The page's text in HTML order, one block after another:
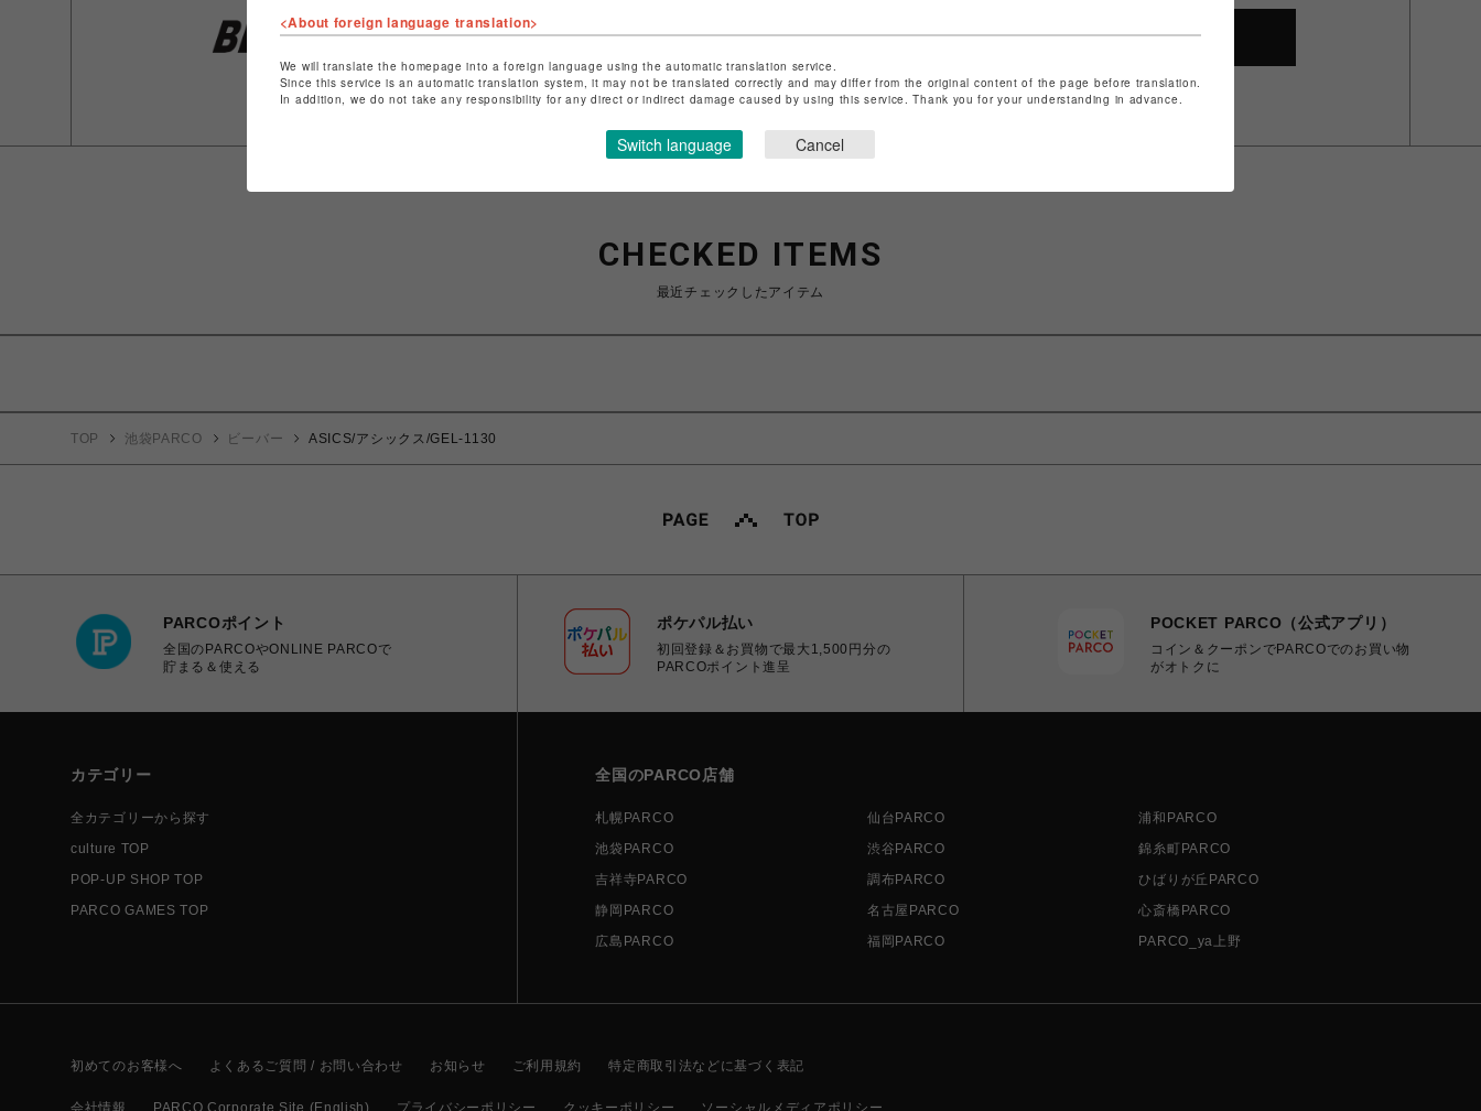
店舗名
特定商取引法など法令に基づく表記は こちら
ショップお問い合わせはこちら
SHOP TOP
CHECKED ITEMS
最近チェックしたアイテム
TOP 池袋PARCO ビーバー ASICS/アシックス/GEL-1130
PARCOポイント
全国のPARCOやONLINE PARCOで
貯まる＆使える
ポケパル払い
初回登録＆お買物で最大1,500円分の
PARCOポイント進呈
POCKET PARCO（公式アプリ）
コイン＆クーポンでPARCOでのお買い物
がオトクに
カテゴリー
全カテゴリーから探す
culture TOP
POP-UP SHOP TOP
PARCO GAMES TOP
全国のPARCO店舗
札幌PARCO 仙台PARCO
浦和PARCO
池袋PARCO
渋谷PARCO
錦糸町PARCO
吉祥寺PARCO
調布PARCO
ひばりが丘PARCO
静岡PARCO
名古屋PARCO
心斎橋PARCO
広島PARCO
福岡PARCO PARCO_ya上野
初めてのお客様へ よくあるご質問 / お問い合わせ お知らせ ご利用規約 特定商取引法などに基づく表記
会社情報 PARCO Corporate Site (English) プライバシーポリシー クッキーポリシー ソーシャルメディアポリシー
<About foreign language translation>
We will translate the homepage into a foreign language using the automatic translation service.
Since this service is an automatic translation system, it may not be translated correctly and may differ from the original content of the page before translation.
In addition, we do not take any responsibility for any direct or indirect damage caused by using this service. Thank you for your understanding in advance.
Switch language Cancel